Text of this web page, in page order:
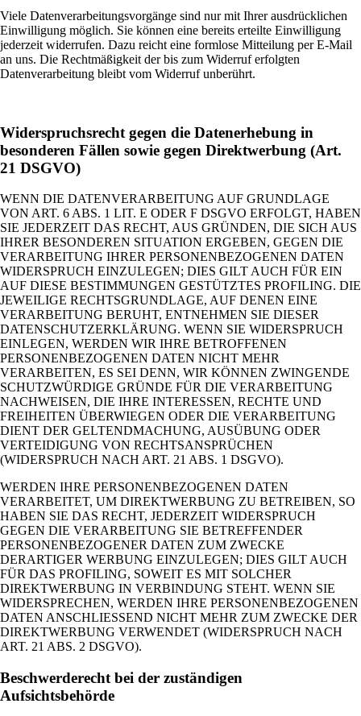
Viele Datenverarbeitungsvorgänge sind nur mit Ihrer ausdrücklichen
Einwilligung möglich. Sie können eine bereits erteilte Einwilligung
jederzeit widerrufen. Dazu reicht eine formlose Mitteilung per E-Mail
an uns. Die Rechtmäßigkeit der bis zum Widerruf erfolgten
Datenverarbeitung bleibt vom Widerruf unberührt.
Widerspruchsrecht gegen die Datenerhebung in
besonderen Fällen sowie gegen Direktwerbung (Art.
21 DSGVO)
WENN DIE DATENVERARBEITUNG AUF GRUNDLAGE
VON ART. 6 ABS. 1 LIT. E ODER F DSGVO ERFOLGT, HABEN
SIE JEDERZEIT DAS RECHT, AUS GRÜNDEN, DIE SICH AUS
IHRER BESONDEREN SITUATION ERGEBEN, GEGEN DIE
VERARBEITUNG IHRER PERSONENBEZOGENEN DATEN
WIDERSPRUCH EINZULEGEN; DIES GILT AUCH FÜR EIN
AUF DIESE BESTIMMUNGEN GESTÜTZTES PROFILING. DIE
JEWEILIGE RECHTSGRUNDLAGE, AUF DENEN EINE
VERARBEITUNG BERUHT, ENTNEHMEN SIE DIESER
DATENSCHUTZERKLÄRUNG. WENN SIE WIDERSPRUCH
EINLEGEN, WERDEN WIR IHRE BETROFFENEN
PERSONENBEZOGENEN DATEN NICHT MEHR
VERARBEITEN, ES SEI DENN, WIR KÖNNEN ZWINGENDE
SCHUTZWÜRDIGE GRÜNDE FÜR DIE VERARBEITUNG
NACHWEISEN, DIE IHRE INTERESSEN, RECHTE UND
FREIHEITEN ÜBERWIEGEN ODER DIE VERARBEITUNG
DIENT DER GELTENDMACHUNG, AUSÜBUNG ODER
VERTEIDIGUNG VON RECHTSANSPRÜCHEN
(WIDERSPRUCH NACH ART. 21 ABS. 1 DSGVO).
WERDEN IHRE PERSONENBEZOGENEN DATEN
VERARBEITET, UM DIREKTWERBUNG ZU BETREIBEN, SO
HABEN SIE DAS RECHT, JEDERZEIT WIDERSPRUCH
GEGEN DIE VERARBEITUNG SIE BETREFFENDER
PERSONENBEZOGENER DATEN ZUM ZWECKE
DERARTIGER WERBUNG EINZULEGEN; DIES GILT AUCH
FÜR DAS PROFILING, SOWEIT ES MIT SOLCHER
DIREKTWERBUNG IN VERBINDUNG STEHT. WENN SIE
WIDERSPRECHEN, WERDEN IHRE PERSONENBEZOGENEN
DATEN ANSCHLIESSEND NICHT MEHR ZUM ZWECKE DER
DIREKTWERBUNG VERWENDET (WIDERSPRUCH NACH
ART. 21 ABS. 2 DSGVO).
Beschwerderecht bei der zuständigen
Aufsichtsbehörde